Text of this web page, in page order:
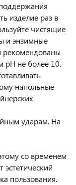
изделие раз в
чистящие
и энзимные
рекомендованы
pH не более 10.
напольные
ударам. На
со временем
пользования.